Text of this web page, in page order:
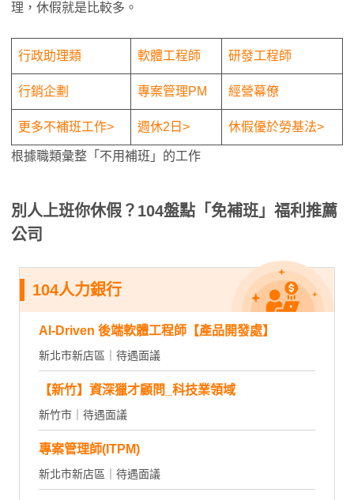
理，休假就是比較多。
行政助理類 軟體工程師 研發工程師
行銷企劃 專案管理PM 經營幕僚
更多不補班工作> 週休2日> 休假優於勞基法>
根據職類彙整「不用補班」的工作
別人上班你休假？104盤點「免補班」福利推薦
公司
104人力銀行
AI-Driven 後端軟體工程師【產品開發處】
新北市新店區｜待遇面議
【新竹】資深獵才顧問_科技業領域
新竹市｜待遇面議
專案管理師(ITPM)
新北市新店區｜待遇面議